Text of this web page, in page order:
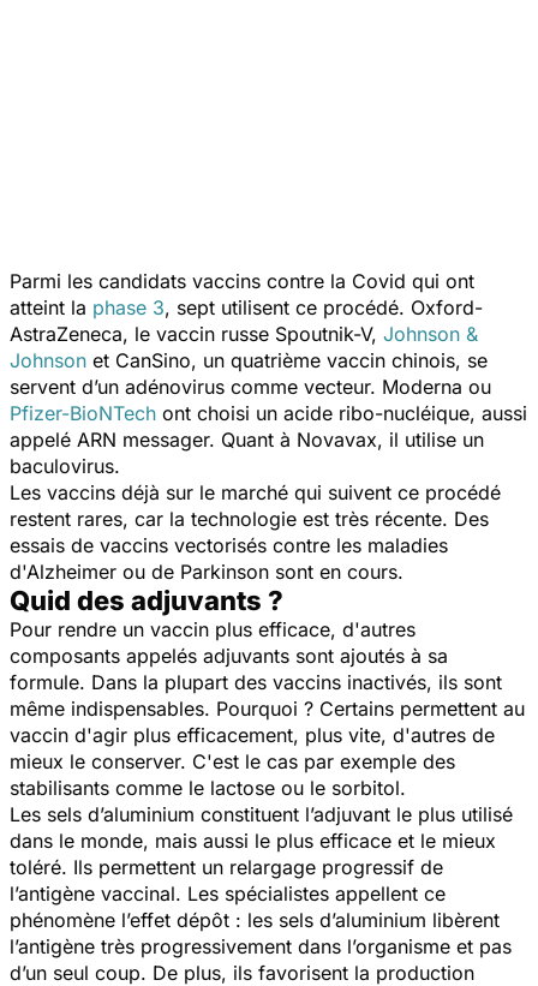
Parmi les candidats vaccins contre la Covid qui ont
atteint la phase 3, sept utilisent ce procédé. Oxford-
AstraZeneca, le vaccin russe Spoutnik-V, Johnson &
Johnson et CanSino, un quatrième vaccin chinois, se
servent d’un adénovirus comme vecteur. Moderna ou
Pfizer-BioNTech ont choisi un acide ribo-nucléique, aussi
appelé ARN messager. Quant à Novavax, il utilise un
baculovirus.
Les vaccins déjà sur le marché qui suivent ce procédé
restent rares, car la technologie est très récente. Des
essais de vaccins vectorisés contre les maladies
d'Alzheimer ou de Parkinson sont en cours.
Quid des adjuvants ?
Pour rendre un vaccin plus efficace, d'autres
composants appelés adjuvants sont ajoutés à sa
formule. Dans la plupart des vaccins inactivés, ils sont
même indispensables. Pourquoi ? Certains permettent au
vaccin d'agir plus efficacement, plus vite, d'autres de
mieux le conserver. C'est le cas par exemple des
stabilisants comme le lactose ou le sorbitol.
Les sels d’aluminium constituent l’adjuvant le plus utilisé
dans le monde, mais aussi le plus efficace et le mieux
toléré. Ils permettent un relargage progressif de
l’antigène vaccinal. Les spécialistes appellent ce
phénomène l’effet dépôt : les sels d’aluminium libèrent
l’antigène très progressivement dans l’organisme et pas
d’un seul coup. De plus, ils favorisent la production